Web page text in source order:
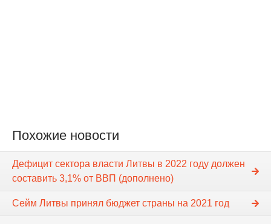
Похожие новости
Дефицит сектора власти Литвы в 2022 году должен
составить 3,1% от ВВП (дополнено)
Сейм Литвы принял бюджет страны на 2021 год